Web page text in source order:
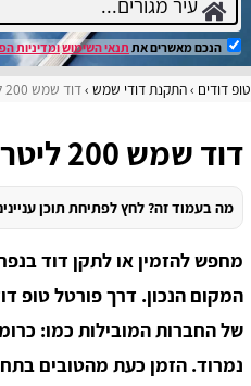
הנכם מאשרים את תנאי השימושומדיניות
טופ דודים התקנת דודי שמש דוד שמש 200 ליטר
דוד שמש 200 ליטר
מה בעמוד זה? לחץ לפתיחת תוכן
המקום הנכון. דרך פורטל טופ
של החברות המובילות כמו: